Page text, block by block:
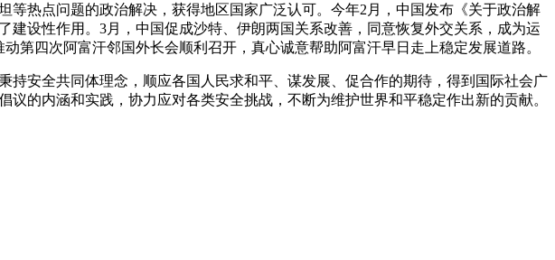
热点问题的政治解决，获得地区国家广泛认可。今年2月，中国发布《关于政治解
设性作用。3月，中国促成沙特、伊朗两国关系改善，同意恢复外交关系，成为运
第四次阿富汗邻国外长会顺利召开，真心诚意帮助阿富汗早日走上稳定发展道路。
安全共同体理念，顺应各国人民求和平、谋发展、促合作的期待，得到国际社会广
的内涵和实践，协力应对各类安全挑战，不断为维护世界和平稳定作出新的贡献。